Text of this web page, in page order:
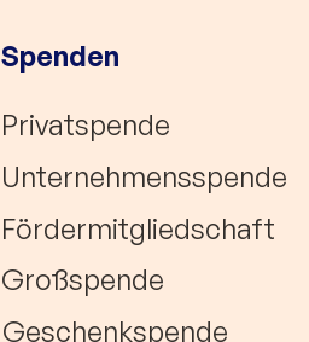
Spenden
Privatspende
Unternehmensspende
Fördermitgliedschaft
Großspende
Geschenkspende